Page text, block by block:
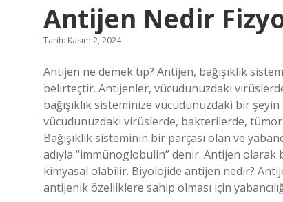
Antijen Nedir
Tarih: Kasım 2, 2024
Antijen ne demek tıp? Antijen, bağışıklık
belirteçtir. Antijenler, vücudunuzdaki
bağışıklık sisteminize vücudunuzdaki bir
vücudunuzdaki virüslerde, bakterilerde,
Bağışıklık sisteminin bir parçası olan ve
adıyla “immünoglobulin” denir. Antijen
kimyasal olabilir. Biyolojide antijen nedir?
antijenik özelliklere sahip olması için